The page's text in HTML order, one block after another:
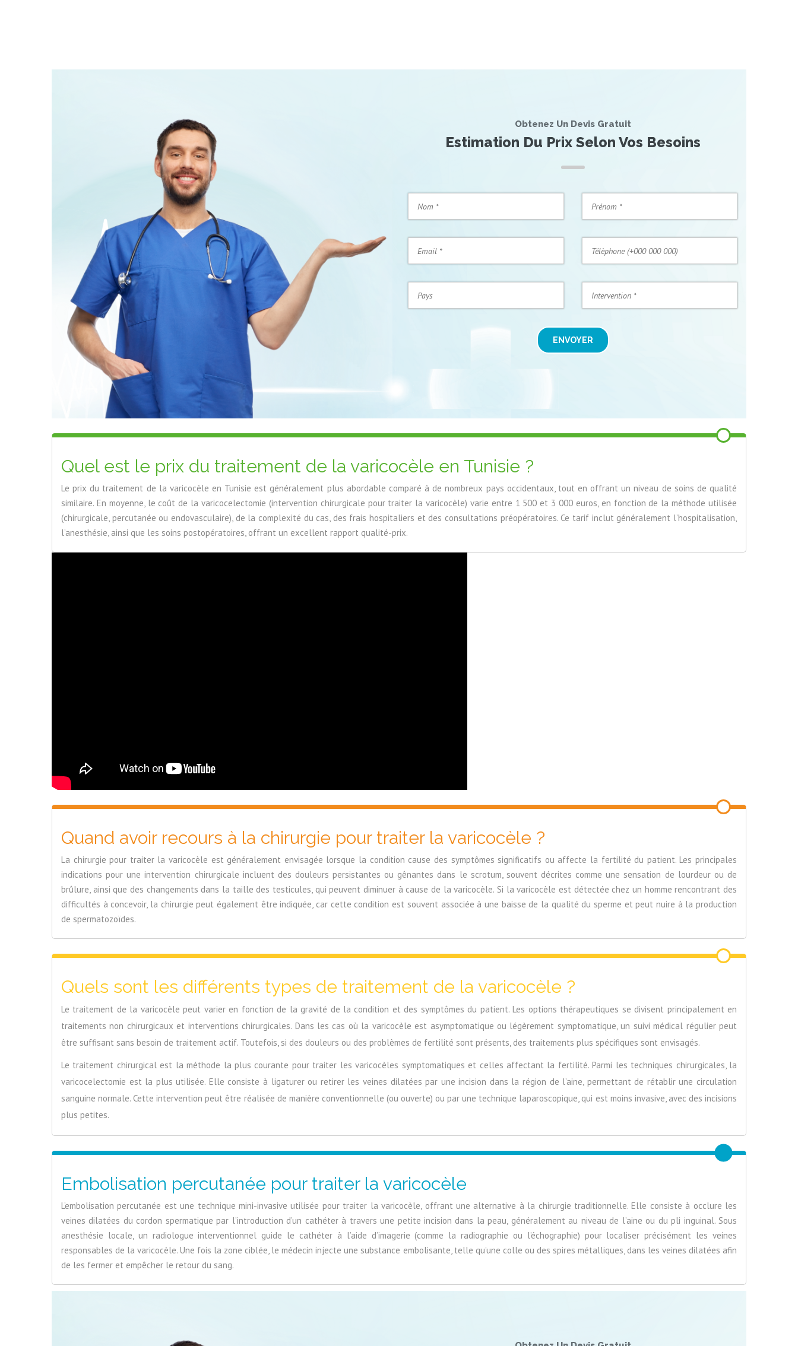
Obtenez Un Devis Gratuit
Estimation Du Prix Selon Vos Besoins
ENVOYER
Quel est le prix du traitement de la varicocèle en Tunisie ?
Le prix du traitement de la varicocèle en Tunisie est généralement plus abordable comparé à de nombreux pays occidentaux, tout en offrant un niveau de soins de qualité
similaire. En moyenne, le coût de la varicocelectomie (intervention chirurgicale pour traiter la varicocèle) varie entre 1 500 et 3 000 euros, en fonction de la méthode utilisée
(chirurgicale, percutanée ou endovasculaire), de la complexité du cas, des frais hospitaliers et des consultations préopératoires. Ce tarif inclut généralement l’hospitalisation,
l’anesthésie, ainsi que les soins postopératoires, offrant un excellent rapport qualité-prix.
Quand avoir recours à la chirurgie pour traiter la varicocèle ?
La chirurgie pour traiter la varicocèle est généralement envisagée lorsque la condition cause des symptômes significatifs ou affecte la fertilité du patient. Les principales
indications pour une intervention chirurgicale incluent des douleurs persistantes ou gênantes dans le scrotum, souvent décrites comme une sensation de lourdeur ou de
brûlure, ainsi que des changements dans la taille des testicules, qui peuvent diminuer à cause de la varicocèle. Si la varicocèle est détectée chez un homme rencontrant des
difficultés à concevoir, la chirurgie peut également être indiquée, car cette condition est souvent associée à une baisse de la qualité du sperme et peut nuire à la production
de spermatozoïdes.
Quels sont les différents types de traitement de la varicocèle ?
Le traitement de la varicocèle peut varier en fonction de la gravité de la condition et des symptômes du patient. Les options thérapeutiques se divisent principalement en
traitements non chirurgicaux et interventions chirurgicales. Dans les cas où la varicocèle est asymptomatique ou légèrement symptomatique, un suivi médical régulier peut
être suffisant sans besoin de traitement actif. Toutefois, si des douleurs ou des problèmes de fertilité sont présents, des traitements plus spécifiques sont envisagés.
Le traitement chirurgical est la méthode la plus courante pour traiter les varicocèles symptomatiques et celles affectant la fertilité. Parmi les techniques chirurgicales, la
varicocelectomie est la plus utilisée. Elle consiste à ligaturer ou retirer les veines dilatées par une incision dans la région de l’aine, permettant de rétablir une circulation
sanguine normale. Cette intervention peut être réalisée de manière conventionnelle (ou ouverte) ou par une technique laparoscopique, qui est moins invasive, avec des incisions
plus petites.
Embolisation percutanée pour traiter la varicocèle
L’embolisation percutanée est une technique mini-invasive utilisée pour traiter la varicocèle, offrant une alternative à la chirurgie traditionnelle. Elle consiste à occlure les
veines dilatées du cordon spermatique par l’introduction d’un cathéter à travers une petite incision dans la peau, généralement au niveau de l’aine ou du pli inguinal. Sous
anesthésie locale, un radiologue interventionnel guide le cathéter à l’aide d’imagerie (comme la radiographie ou l’échographie) pour localiser précisément les veines
responsables de la varicocèle. Une fois la zone ciblée, le médecin injecte une substance embolisante, telle qu’une colle ou des spires métalliques, dans les veines dilatées afin
de les fermer et empêcher le retour du sang.